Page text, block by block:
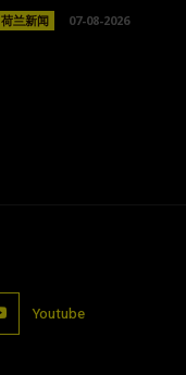
荷兰新闻 07-08-2026
Youtube